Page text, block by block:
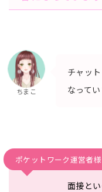
ちまこ
チャッ
なって
ポケットワーク運営者様
面接と